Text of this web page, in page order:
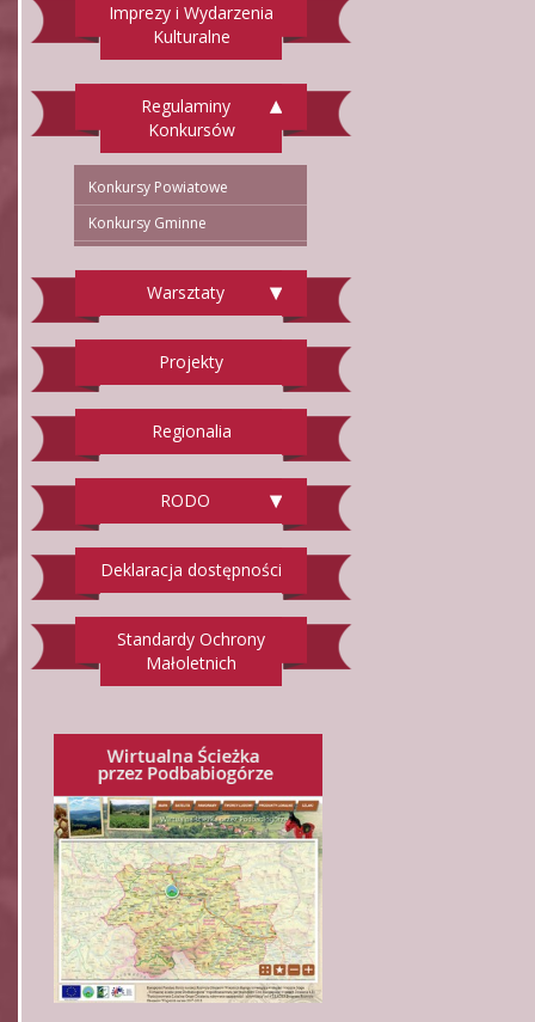
Imprezy i Wydarzenia
Kulturalne
Regulaminy
Konkursów
Konkursy Powiatowe
Konkursy Gminne
Warsztaty
Projekty
Regionalia
RODO
Deklaracja dostępności
Standardy Ochrony
Małoletnich